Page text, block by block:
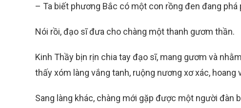
– Ta biết phương Bắc có một con rồng đen đang
Nói rồi, đạo sĩ đưa cho chàng một thanh gươm thần.
Kinh Thầy bịn rịn chia tay đạo sĩ, mang gươm và
thấy xóm làng vắng tanh, ruộng nương xơ xác,
Sang làng khác, chàng mới gặp được một người đàn